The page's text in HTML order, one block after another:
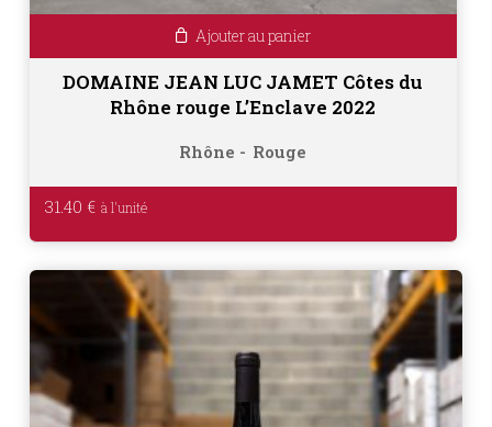
Ajouter au panier
DOMAINE JEAN LUC JAMET Côtes du
Rhône rouge L’Enclave 2022
Rhône Rouge
31.40 €